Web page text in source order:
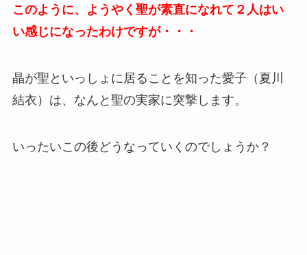
このように、ようやく聖が素直になれて２人はい
い感じになったわけですが・・・
晶が聖といっしょに居ることを知った愛子（夏川
結衣）は、なんと聖の実家に突撃します。
いったいこの後どうなっていくのでしょうか？